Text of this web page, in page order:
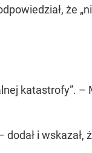
że
katastrofy”. –
i wskazał,